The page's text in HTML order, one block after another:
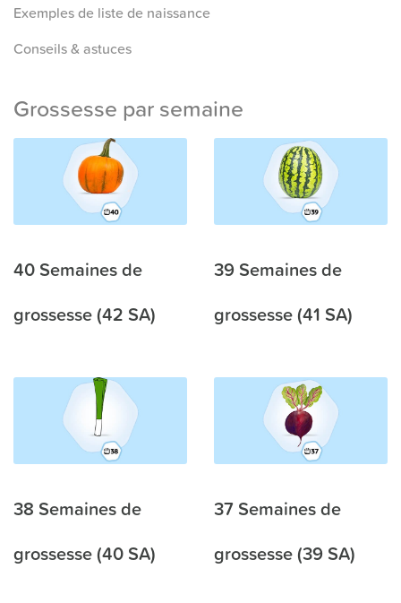
Exemples de liste de naissance
Conseils & astuces
Grossesse par semaine
40 Semaines de
grossesse (42 SA)
39 Semaines de
grossesse (41 SA)
38 Semaines de
grossesse (40 SA)
37 Semaines de
grossesse (39 SA)